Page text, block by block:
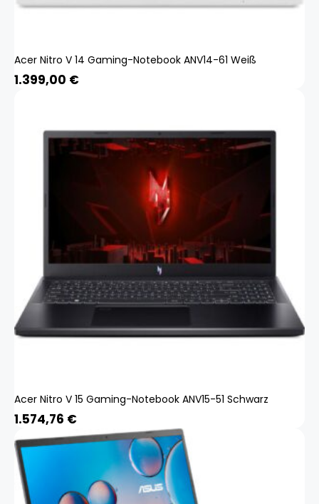
Acer Nitro V 14 Gaming-Notebook ANV14-61 Weiß
1.399,00 €
Acer Nitro V 15 Gaming-Notebook ANV15-51 Schwarz
1.574,76 €